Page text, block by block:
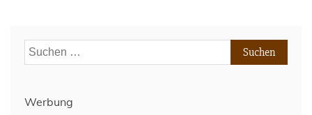
Suchen
nach:
Werbung